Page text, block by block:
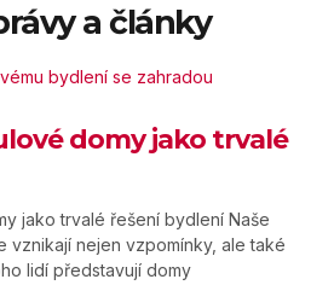
a články
domy jako trvalé
jako trvalé řešení bydlení Naše
vznikají nejen vzpomínky, ale také
lidí představují domy